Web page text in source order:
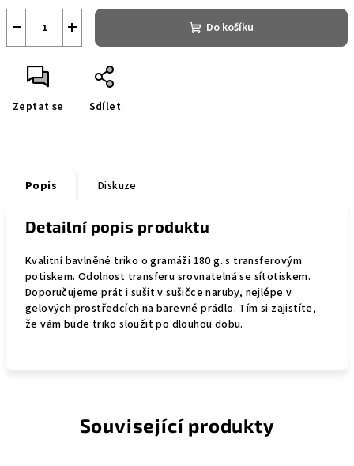
+
− Do košíku
Zeptat se Sdílet
Popis Diskuze
Detailní popis produktu
Kvalitní bavlněné triko o gramáži 180 g. s transferovým
potiskem. Odolnost transferu srovnatelná se sítotiskem.
Doporučujeme prát i sušit v sušičce naruby, nejlépe v
gelových prostředcích na barevné prádlo. Tím si zajistíte,
že vám bude triko sloužit po dlouhou dobu.
Související produkty